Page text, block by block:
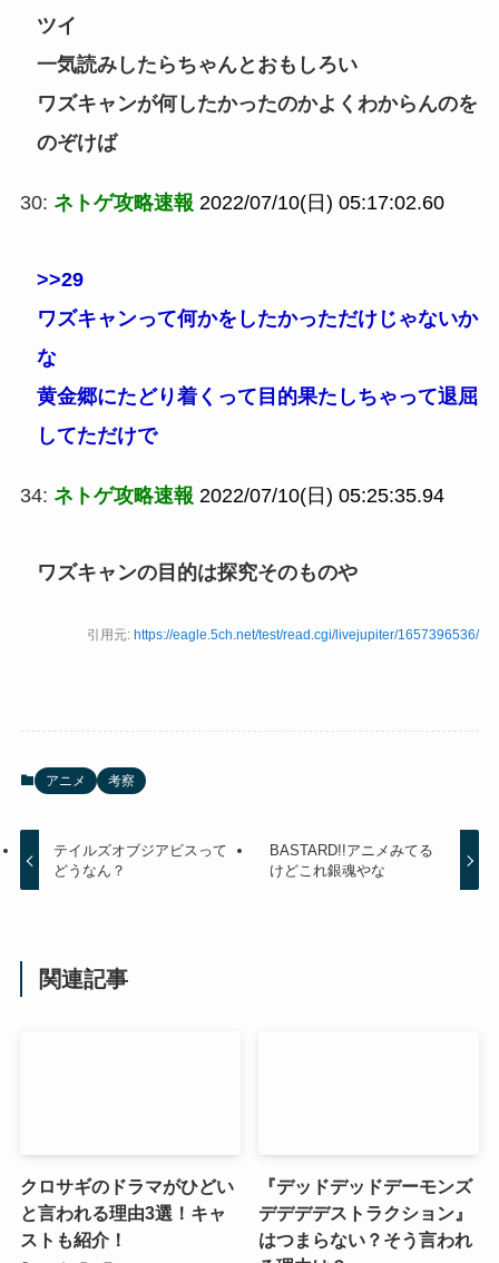
ツイ
一気読みしたらちゃんとおもしろい
ワズキャンが何したかったのかよくわからんのを
のぞけば
30: ネトゲ攻略速報 2022/07/10(日) 05:17:02.60
>>29
ワズキャンって何かをしたかっただけじゃないか
な
黄金郷にたどり着くって目的果たしちゃって退屈
してただけで
34: ネトゲ攻略速報 2022/07/10(日) 05:25:35.94
ワズキャンの目的は探究そのものや
引用元: https://eagle.5ch.net/test/read.cgi/livejupiter/1657396536/
アニメ 考察
テイルズオブジアビスって
どうなん？
BASTARD!!アニメみてる
けどこれ銀魂やな
関連記事
クロサギのドラマがひどい
と言われる理由3選！キャ
ストも紹介！
『デッドデッドデーモンズ
デデデデストラクション』
はつまらない？そう言われ